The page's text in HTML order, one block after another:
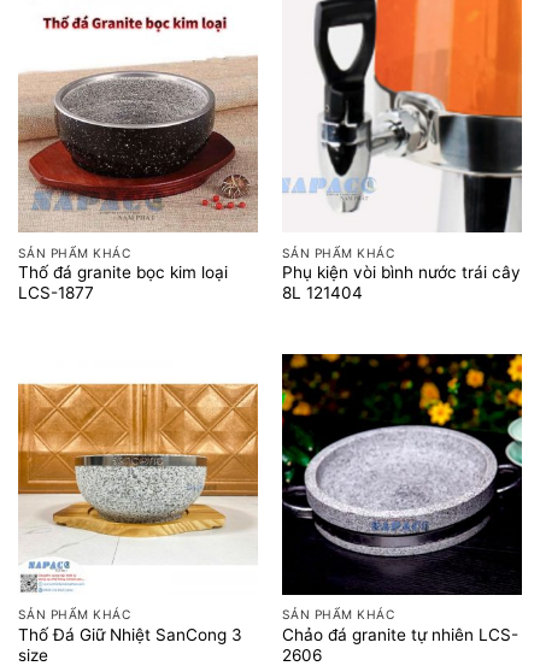
SẢN PHẨM KHÁC
Thố đá granite bọc kim loại
LCS-1877
SẢN PHẨM KHÁC
Phụ kiện vòi bình nước trái cây
8L 121404
SẢN PHẨM KHÁC
Thố Đá Giữ Nhiệt SanCong 3
size
SẢN PHẨM KHÁC
Chảo đá granite tự nhiên LCS-
2606